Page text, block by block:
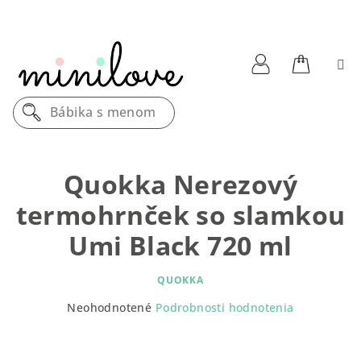
Bábika s menom
Quokka Nerezový
termohrnček so slamkou
Umi Black 720 ml
QUOKKA
Neohodnotené Podrobnosti hodnotenia